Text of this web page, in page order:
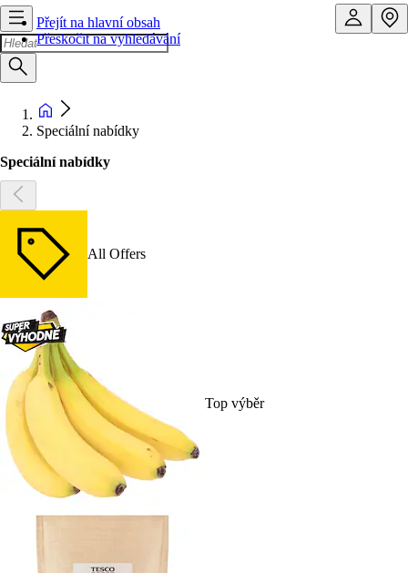
Přejít na hlavní obsah
Přeskočit na vyhledávání
Speciální nabídky
Speciální nabídky
All Offers
Top výběr